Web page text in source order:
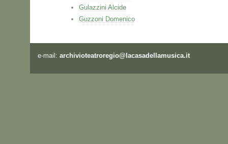
Gulazzini Alcide
Guzzoni Domenico
e-mail: archivioteatroregio@lacasadellamusica.it